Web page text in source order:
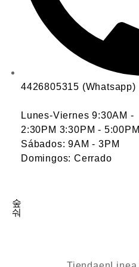
4426805315 (Whatsapp)
Lunes-Viernes 9:30AM -
2:30PM 3:30PM - 5:00PM
Sábados: 9AM - 3PM
Domingos: Cerrado